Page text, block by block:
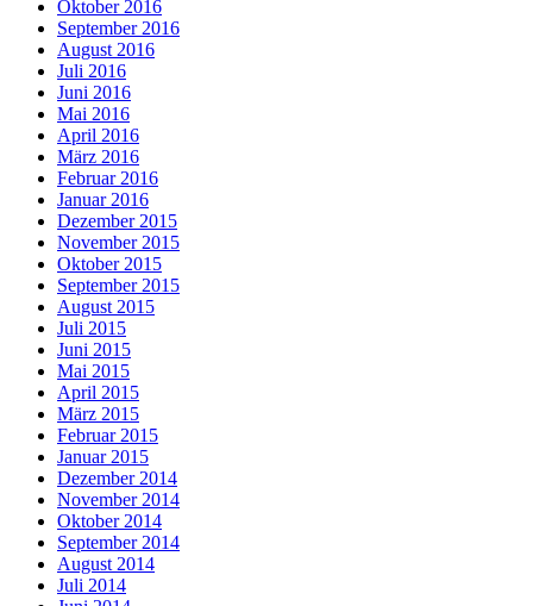
Oktober 2016
September 2016
August 2016
Juli 2016
Juni 2016
Mai 2016
April 2016
März 2016
Februar 2016
Januar 2016
Dezember 2015
November 2015
Oktober 2015
September 2015
August 2015
Juli 2015
Juni 2015
Mai 2015
April 2015
März 2015
Februar 2015
Januar 2015
Dezember 2014
November 2014
Oktober 2014
September 2014
August 2014
Juli 2014